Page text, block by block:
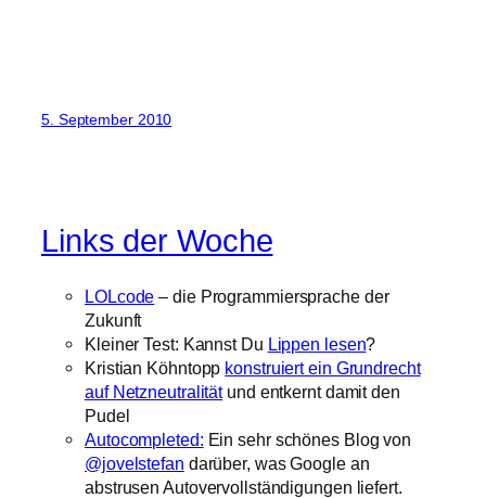
5. September 2010
Links der Woche
LOLcode – die Programmiersprache der
Zukunft
Kleiner Test: Kannst Du Lippen lesen?
Kristian Köhntopp konstruiert ein Grundrecht
auf Netzneutralitätund entkernt damit den
Pudel
Autocompleted: Ein sehr schönes Blog von
@jovelstefan darüber, was Google an
abstrusen Autovervollständigungen liefert.